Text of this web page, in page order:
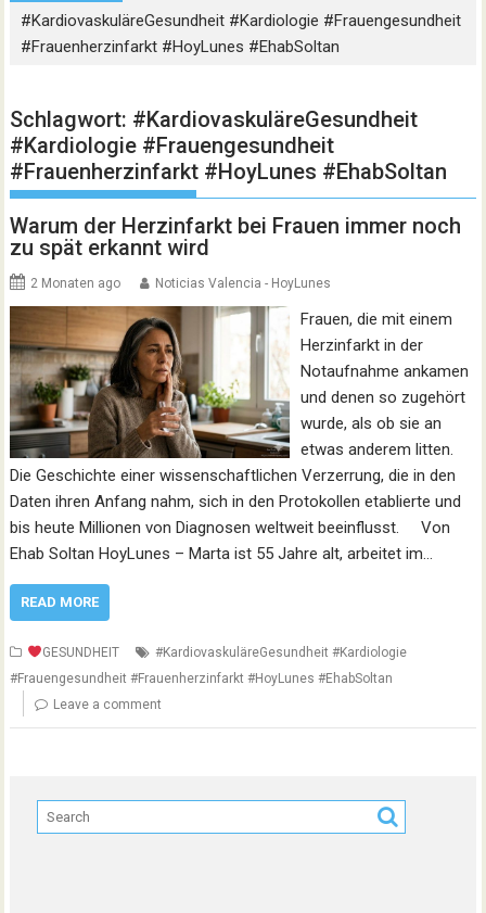
#KardiovaskuläreGesundheit #Kardiologie #Frauengesundheit
#Frauenherzinfarkt #HoyLunes #EhabSoltan
Schlagwort: #KardiovaskuläreGesundheit
#Kardiologie #Frauengesundheit
#Frauenherzinfarkt #HoyLunes #EhabSoltan
Warum der Herzinfarkt bei Frauen immer noch
zu spät erkannt wird
2 Monaten ago Noticias Valencia - HoyLunes
Frauen, die mit einem
Herzinfarkt in der
Notaufnahme ankamen
und denen so zugehört
wurde, als ob sie an
etwas anderem litten.
Die Geschichte einer wissenschaftlichen Verzerrung, die in den
Daten ihren Anfang nahm, sich in den Protokollen etablierte und
bis heute Millionen von Diagnosen weltweit beeinflusst. Von
Ehab Soltan HoyLunes – Marta ist 55 Jahre alt, arbeitet im…
READ MORE
GESUNDHEIT
#KardiovaskuläreGesundheit #Kardiologie
#Frauengesundheit #Frauenherzinfarkt #HoyLunes #EhabSoltan
Leave a comment